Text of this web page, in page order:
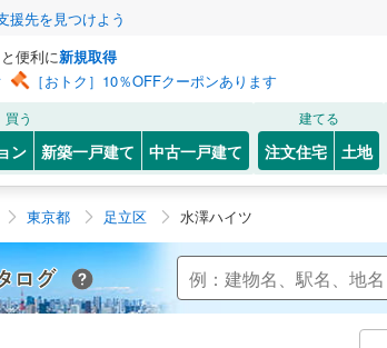
援先を見つけよう
便利に新規取得
［おトク］10％OFFクーポンあります
買う
ン 新築一戸建て 中古一戸建て
建てる
注文住宅 土地
東京都 足立区 水澤ハイツ
Yahoo!不動産 マンションカタログ